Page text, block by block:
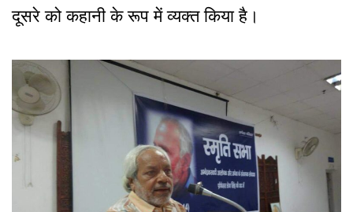
दूसरे को कहानी के रूप में व्यक्त किया है।